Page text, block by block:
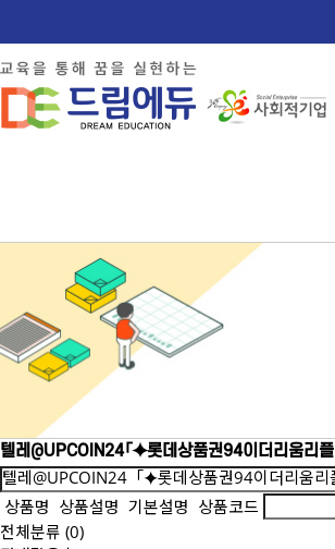
텔레@UPCOIN24「⯌롯데상품권94이더리움리플
상품명 상품설명 기본설명 상품코드
전체분류 (0)